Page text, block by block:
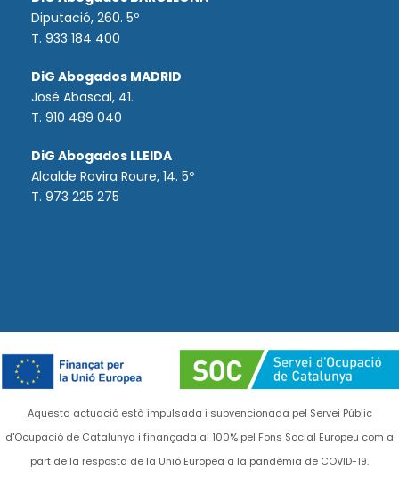
Diputació, 260. 5º
T. 933 184 400
DiG Abogados MADRID
José Abascal, 41.
T. 910 489 040
DiG Abogados LLEIDA
Alcalde Rovira Roure, 14. 5º
T. 973 225 275
Aquesta actuació està impulsada i subvencionada pel Servei Públic
d'Ocupació de Catalunya i finançada al 100% pel Fons Social Europeu com a
part de la resposta de la Unió Europea a la pandèmia de COVID-19.